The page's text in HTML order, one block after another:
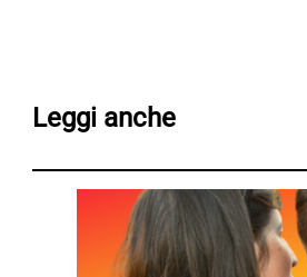
Leggi anche